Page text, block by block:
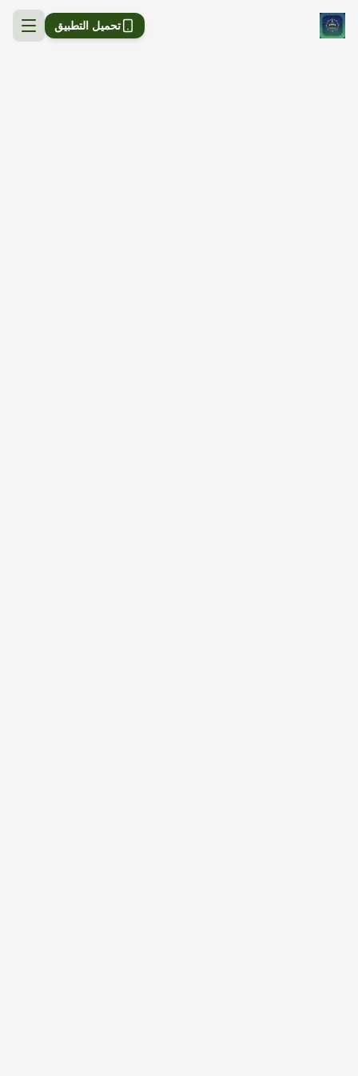
تحميل التطبيق